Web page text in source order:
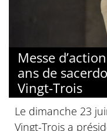
Messe
ans de
Vingt-Trois
Le dimanche 23
Vingt-Trois a